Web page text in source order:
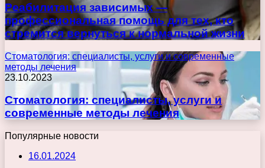
Реабилитация зависимых —
профессиональная помощь для тех, кто
стремится вернуться к нормальной жизни
Стоматология: специалисты, услуги и современные
методы лечения
23.10.2023
Стоматология: специалисты, услуги и
современные методы лечения
Популярные новости
16.01.2024